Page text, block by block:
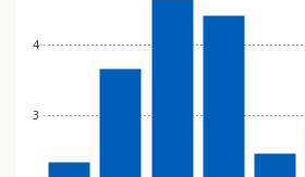
3
4